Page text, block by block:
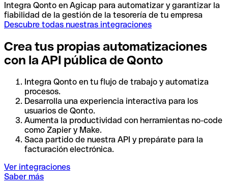
Integra Qonto en Agicap para automatizar y garantizar la
fiabilidad de la gestión de la tesorería de tu empresa
Descubre todas nuestras integraciones
Crea tus propias automatizaciones
con la API pública de Qonto
Integra Qonto en tu flujo de trabajo y automatiza
procesos.
Desarrolla una experiencia interactiva para los
usuarios de Qonto.
Aumenta la productividad con herramientas no-code
como Zapier y Make.
Saca partido de nuestra API y prepárate para la
facturación electrónica.
Ver integraciones
Saber más